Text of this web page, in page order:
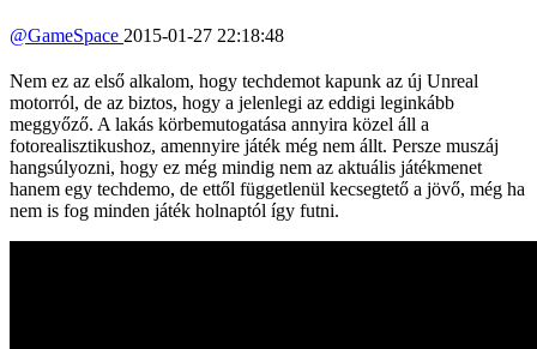
@GameSpace 2015-01-27 22:18:48
Nem ez az első alkalom, hogy techdemot kapunk az új Unreal
motorról, de az biztos, hogy a jelenlegi az eddigi leginkább
meggyőző. A lakás körbemutogatása annyira közel áll a
fotorealisztikushoz, amennyire játék még nem állt. Persze muszáj
hangsúlyozni, hogy ez még mindig nem az aktuális játékmenet
hanem egy techdemo, de ettől függetlenül kecsegtető a jövő, még ha
nem is fog minden játék holnaptól így futni.